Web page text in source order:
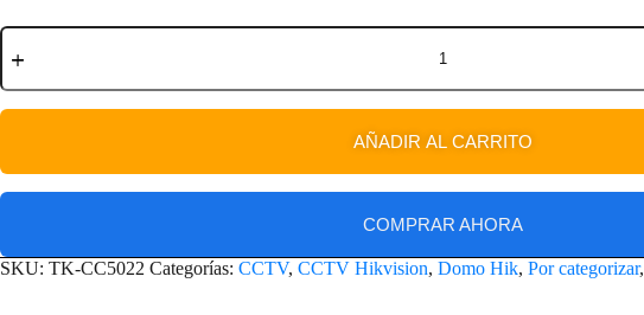
AÑADIR AL CARRITO
COMPRAR AHORA
SKU: TK-CC5022 Categorías: CCTV, CCTV Hikvision, Domo Hik, Por categorizar,